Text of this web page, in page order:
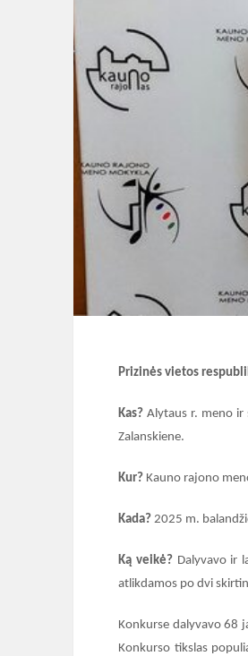
Prizinės vietos
Kas? Alytaus r. meno ir
Zalanskiene.
Kur? Kauno rajono
Kada? 2025 m.
Ką veikė?Dalyvavo ir
atlikdamos po dvi
Konkurse dalyvavo 68
Konkurso tikslas